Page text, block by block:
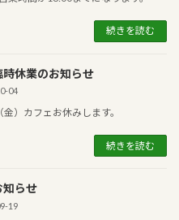
続きを読む
時休業のお知らせ
04
）カフェお休みします。
続きを読む
知らせ
19